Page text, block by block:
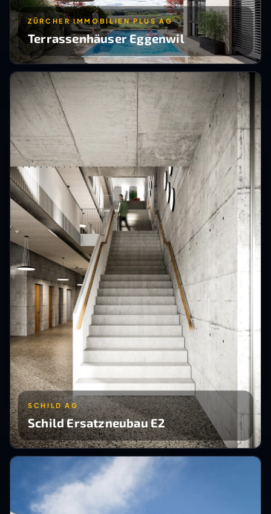
ZÜRCHER IMMOBILIEN PLUS AG
Terrassenhäuser Eggenwil
SCHILD AG
Schild Ersatzneubau E2